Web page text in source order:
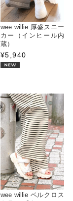
wee willie 厚盛スニー
カー（インヒール内
蔵）
¥5,940
wee willie ベルクロス